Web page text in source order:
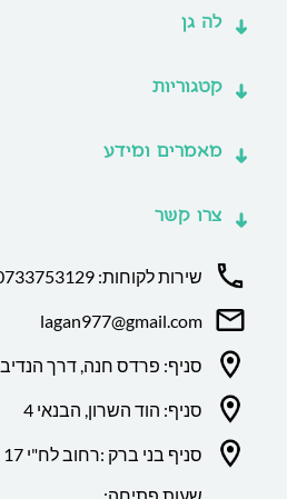
לה גן
קטגוריות
מאמרים ומידע
צרו קשר
שירות לקוחות: 0733753129
lagan977@gmail.com
סניף: פרדס חנה, דרך הנדיב 89
סניף: הוד השרון, הבנאי 4
סניף בני ברק :רחוב לח"י 17